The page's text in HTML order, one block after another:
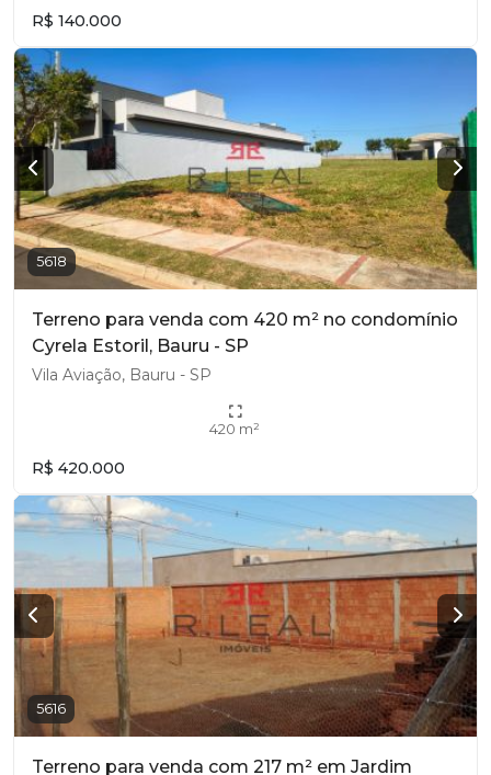
R$ 140.000
5618
Terreno para venda com 420 m² no condomínio
Cyrela Estoril, Bauru - SP
Vila Aviação, Bauru - SP
420 m²
R$ 420.000
5616
Terreno para venda com 217 m² em Jardim